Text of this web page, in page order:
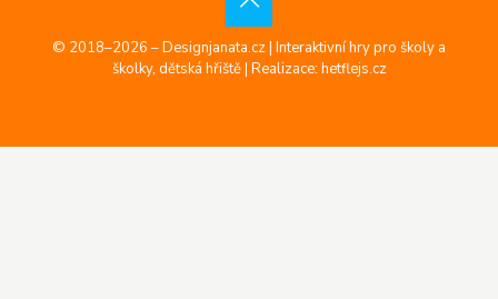
© 2018–2026 – Designjanata.cz | Interaktivní hry pro školy a
školky, dětská hřiště | Realizace: hetflejs.cz